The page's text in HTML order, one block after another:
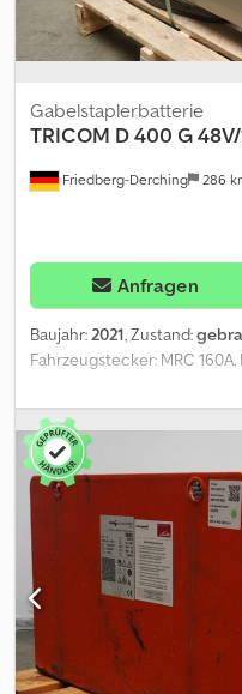
Friedberg-Derching 286
Gabelstaplerbatterie
TRICOM D 400 G
Anfragen
Baujahr: 2021, Zustand:
Fahrzeugstecker: MRC
EUW, gebrauchtes TriCOM-
inklusive Kabel und Stecker
Batterien mit einer Kapazität
Aider